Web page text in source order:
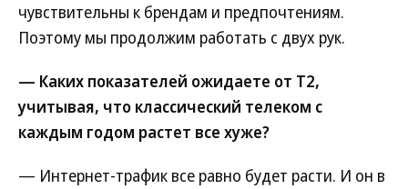
чувствительны к брендам и предпочтениям.
Поэтому мы продолжим работать с двух рук.
— Каких показателей ожидаете от Т2,
учитывая, что классический телеком с
каждым годом растет все хуже?
— Интернет-трафик все равно будет расти. И он в